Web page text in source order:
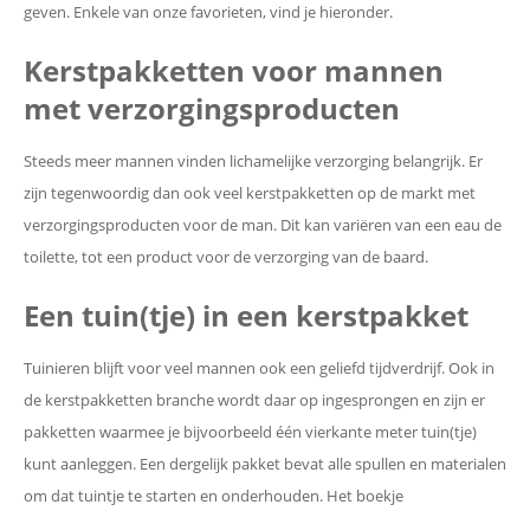
geven. Enkele van onze favorieten, vind je hieronder.
Kerstpakketten voor mannen
met verzorgingsproducten
Steeds meer mannen vinden lichamelijke verzorging belangrijk. Er
zijn tegenwoordig dan ook veel kerstpakketten op de markt met
verzorgingsproducten voor de man. Dit kan variëren van een eau de
toilette, tot een product voor de verzorging van de baard.
Een tuin(tje) in een kerstpakket
Tuinieren blijft voor veel mannen ook een geliefd tijdverdrijf. Ook in
de kerstpakketten branche wordt daar op ingesprongen en zijn er
pakketten waarmee je bijvoorbeeld één vierkante meter tuin(tje)
kunt aanleggen. Een dergelijk pakket bevat alle spullen en materialen
om dat tuintje te starten en onderhouden. Het boekje